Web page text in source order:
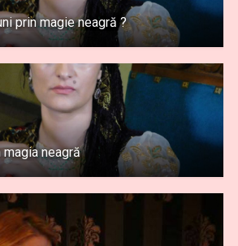
prin magie neagră ?
magia neagră